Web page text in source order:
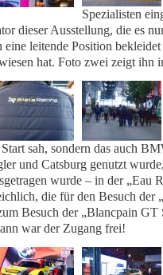
Spezialisten
dieser Ausstellung, die es
leitende Position
hat. Foto zwei zeigt ihn
sah, sondern das auch
und Catsburg genutzt
wurde – in der
die für den Besuch
Besuch der „Blancpain GT
war der Zugang frei!